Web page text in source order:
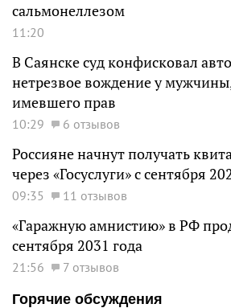
сальмонеллезом
11:20
В Саянске суд конфисковал
нетрезвое вождение у
имевшего прав
10:29 6 отзывов
Россияне начнут получать
через «Госуслуги» с сентября
09:35 11 отзывов
«Гаражную амнистию» в РФ
сентября 2031 года
21:56
7 отзывов
Горячие обсуждения